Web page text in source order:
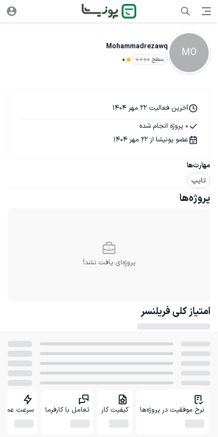
MO
Mohammadrezawq
سطح ۰ 0
مهارت‌ها
تایپ
آخرین فعالیت 22 مهر 1404
0 پروژه انجام شده
عضو پونیشا از 22 مهر 1404
پروژه‌ها
پروژه‌ای یافت نشد!
امتیاز کلی فریلنسر
نرخ موفقیت در پروژه‌ها کیفیت کار تعامل با کارفرما سرعت عمل